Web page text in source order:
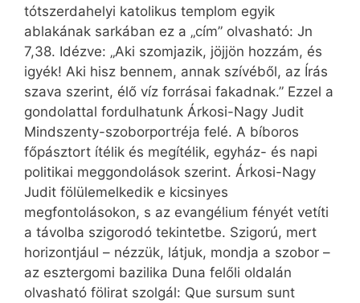
tótszerdahelyi katolikus templom egyik
ablakának sarkában ez a „cím” olvasható: Jn
7,38. Idézve: „Aki szomjazik, jöjjön hozzám, és
igyék! Aki hisz bennem, annak szívéből, az Írás
szava szerint, élő víz forrásai fakadnak.” Ezzel a
gondolattal fordulhatunk Árkosi-Nagy Judit
Mindszenty-szoborportréja felé. A bíboros
főpásztort ítélik és megítélik, egyház- és napi
politikai meggondolások szerint. Árkosi-Nagy
Judit fölülemelkedik e kicsinyes
megfontolásokon, s az evangélium fényét vetíti
a távolba szigorodó tekintetbe. Szigorú, mert
horizontjául – nézzük, látjuk, mondja a szobor –
az esztergomi bazilika Duna felőli oldalán
olvasható fölirat szolgál: Que sursum sunt